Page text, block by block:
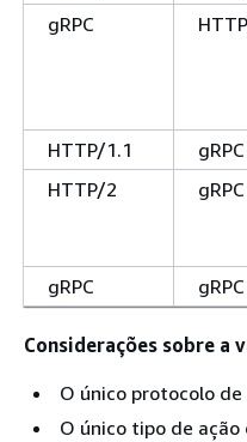
gRPC
HTTP/1.1
gRPC
HTTP/2
gRPC
gRPC
gRPC
Considerações sobre a
O único protocolo
O único tipo de